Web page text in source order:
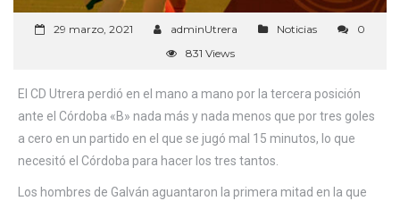
29 marzo, 2021 adminUtrera Noticias
0
831 Views
El CD Utrera perdió en el mano a mano por la tercera posición
ante el Córdoba «B» nada más y nada menos que por tres goles
a cero en un partido en el que se jugó mal 15 minutos, lo que
necesitó el Córdoba para hacer los tres tantos.
Los hombres de Galván aguantaron la primera mitad en la que